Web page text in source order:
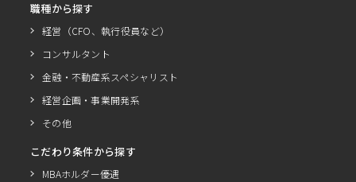
職種から探す
経営（CFO、執行役員など）
コンサルタント
金融・不動産系スペシャリスト
経営企画・事業開発系
その他
こだわり条件から探す
MBAホルダー優遇